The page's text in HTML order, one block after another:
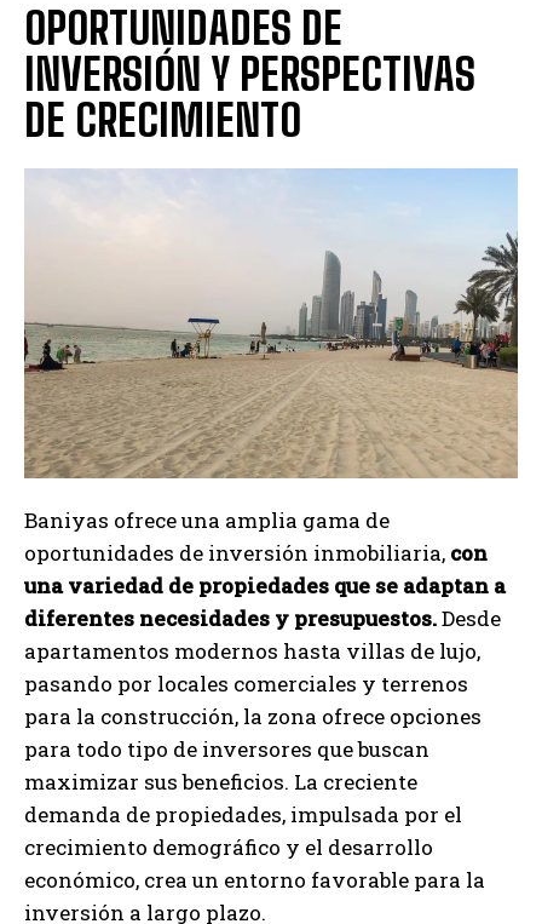
OPORTUNIDADES DE
INVERSIÓN Y PERSPECTIVAS
DE CRECIMIENTO
Baniyas ofrece una amplia gama de
oportunidades de inversión inmobiliaria, con
una variedad de propiedades que se adaptan a
diferentes necesidades y presupuestos.Desde
apartamentos modernos hasta villas de lujo,
pasando por locales comerciales y terrenos
para la construcción, la zona ofrece opciones
para todo tipo de inversores que buscan
maximizar sus beneficios. La creciente
demanda de propiedades, impulsada por el
crecimiento demográfico y el desarrollo
económico, crea un entorno favorable para la
inversión a largo plazo.